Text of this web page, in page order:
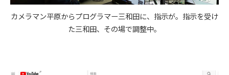
カメラマン平原からプログラマー三和田に、指示が。指示を受け
た三和田、その場で調整中。